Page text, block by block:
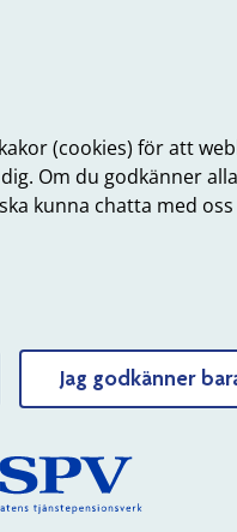
(cookies) för att
Om du godkänner
kunna chatta med
Jag godkänner
för oss och vår
ett flexibelt arbete med
med stor chans till
innehåll